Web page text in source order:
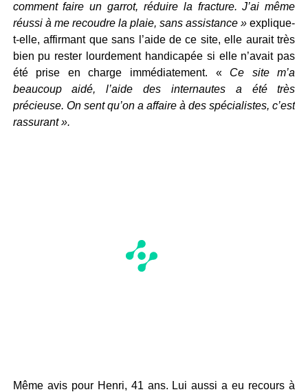
comment faire un garrot, réduire la fracture. J’ai même
réussi à me recoudre la plaie, sans assistance » explique-
t-elle, affirmant que sans l’aide de ce site, elle aurait très
bien pu rester lourdement handicapée si elle n’avait pas
été prise en charge immédiatement. «Ce site m’a
beaucoup aidé, l’aide des internautes a été très
précieuse. On sent qu’on a affaire à des spécialistes, c’est
rassurant ».
Même avis pour Henri, 41 ans. Lui aussi a eu recours à